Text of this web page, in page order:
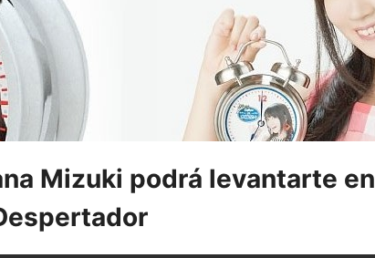
Mizuki podrá levantarte en